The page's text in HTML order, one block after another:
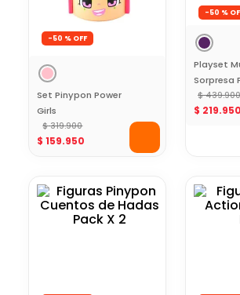
-50 %
Set Pinypon Power
Girls
$ 319.900
$ 159.950
-50 %
Playset
Sorpresa
$ 439.900
$ 219.950